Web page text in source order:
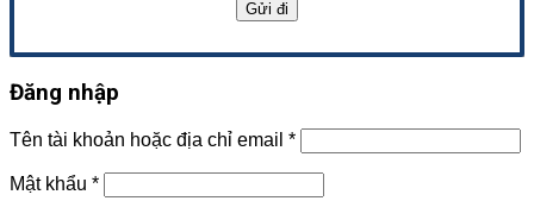
Đăng nhập
Tên tài khoản hoặc địa chỉ email *
Mật khẩu *